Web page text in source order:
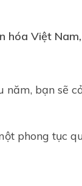
Việt
năm, bạn sẽ
phong tục